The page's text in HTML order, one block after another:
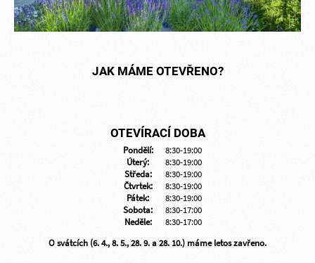
JAK MÁME OTEVŘENO?
OTEVÍRACÍ DOBA
Pondělí:
8:30-19:00
Úterý:
8:30-19:00
Středa:
8:30-19:00
Čtvrtek:
8:30-19:00
Pátek:
8:30-19:00
Sobota:
8:30-17:00
Neděle:
8:30-17:00
O svátcích (6. 4., 8. 5., 28. 9. a 28. 10.) máme letos zavřeno.